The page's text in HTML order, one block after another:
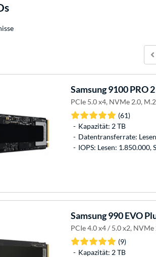
Samsung9100 PRO 2
PCIe 5.0 x4, NVMe 2.0,
(61)
Kapazität: 2 TB
Datentransferrate:
IOPS: Lesen: 1.850.000,
Samsung990 EVO
PCIe 4.0 x4 / 5.0 x2,
(9)
Kapazität: 2 TB